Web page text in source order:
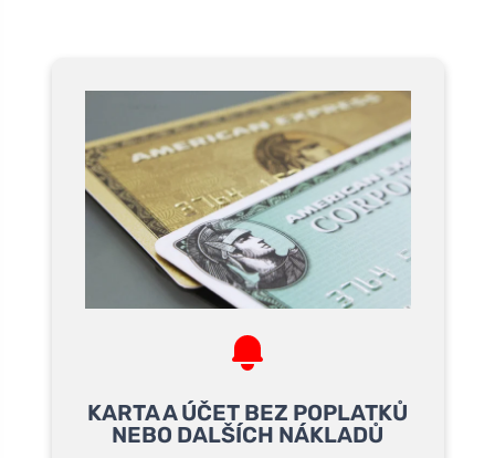
KARTA A ÚČET BEZ POPLATKŮ
NEBO DALŠÍCH NÁKLADŮ